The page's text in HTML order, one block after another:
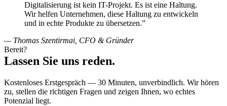
Digitalisierung ist kein IT-Projekt. Es ist eine Haltung.
Wir helfen Unternehmen, diese Haltung zu entwickeln
und in echte Produkte zu übersetzen.”
— Thomas Szentirmai, CFO & Gründer
Bereit?
Lassen Sie uns reden.
Kostenloses Erstgespräch — 30 Minuten, unverbindlich. Wir hören
zu, stellen die richtigen Fragen und zeigen Ihnen, wo echtes
Potenzial liegt.